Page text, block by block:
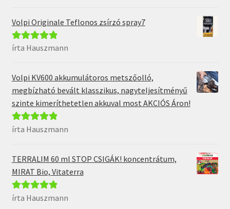
Volpi Originale Teflonos zsírzó spray7
Értékelés:5/
írta Hauszmann
Volpi KV600 akkumulátoros metszőolló,
megbízható bevált klasszikus, nagyteljesítményű
szinte kimeríthetetlen akkuval most AKCIÓS Áron!
Értékelés:5/
írta Hauszmann
TERRALIM 60 ml STOP CSIGÁK! koncentrátum,
MIRAT Bio, Vitaterra
Értékelés:5/
írta Hauszmann